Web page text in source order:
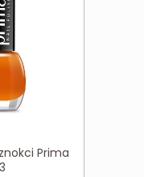
Prima